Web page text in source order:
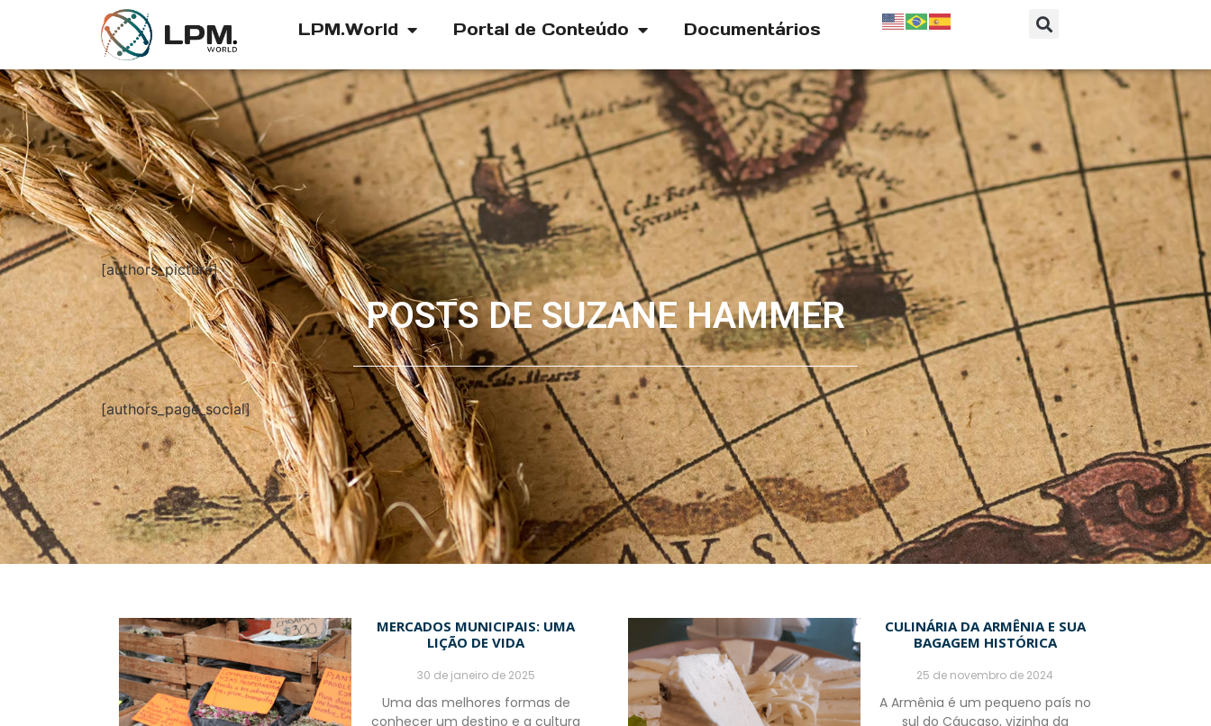
LPM.World Portal de Conteúdo Documentários
[authors_picture]
POSTS DESUZANE HAMMER
[authors_page_social]
MERCADOS MUNICIPAIS: UMA
LIÇÃO DE VIDA
30 de janeiro de 2025
Uma das melhores formas de
conhecer um destino e a cultura
CULINÁRIA DA ARMÊNIA E SUA
BAGAGEM HISTÓRICA
25 de novembro de 2024
A Armênia é um pequeno país no
sul do Cáucaso, vizinha da